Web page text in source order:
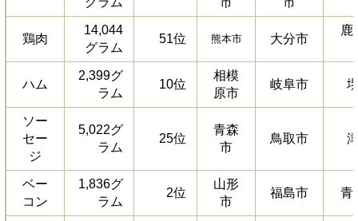
鶏肉
14,044
グラム
51位 熊本市 大分市
鹿
ハム
2,399グ
ラム
10位
相模
原市
岐阜市
ソー
セー
ジ
5,022グ
ラム
25位
青森
市
鳥取市
ベー
コン
1,836グ
ラム
2位
山形
市
福島市 青